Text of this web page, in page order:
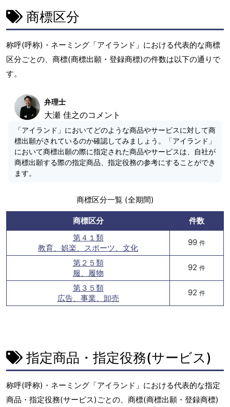
商標区分
称呼(呼称)・ネーミング「アイランド」における代表的な商標
区分ごとの、商標(商標出願・登録商標)の件数は以下の通りで
す。
弁理士
大瀬 佳之のコメント
「アイランド」においてどのような商品やサービスに対して商
標出願がされているのか確認してみましょう。「アイランド」
において商標出願の際に指定された商品やサービスは、自社が
商標出願する際の指定商品、指定役務の参考にすることができ
ます。
商標区分一覧 (全期間)
商標区分
件数
第４１類
教育、娯楽、スポーツ、文化
99 件
第２５類
服、履物
92 件
第３５類
広告、事業、卸売
92 件
指定商品・指定役務(サービス)
称呼(呼称)・ネーミング「アイランド」における代表的な指定
商品・指定役務(サービス)ごとの、商標(商標出願・登録商標)